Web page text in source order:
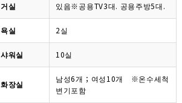
거실 있음※공용TV3대. 공용주방5대.
욕실 2실
샤워실 10실
화장실
남성6개；여성10개 ※온수세척
변기포함